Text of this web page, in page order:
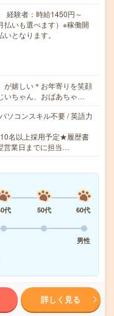
経験者：時給1450円～
いも選べます）※稼働開
となります。
が嬉しい＊お年寄りを笑顔
いちゃん、おばあちゃ…
ソコンスキル不要 / 英語力
名以上採用予定★履歴書
営業日までに担当…
代 50代
60代
男性
詳しく見る